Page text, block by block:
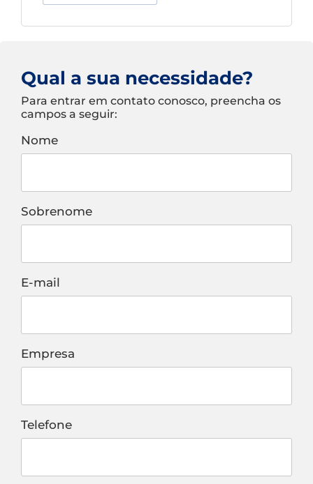
Qual a sua necessidade?
Para entrar em contato conosco, preencha os
campos a seguir:
Nome
Sobrenome
E-mail
Empresa
Telefone